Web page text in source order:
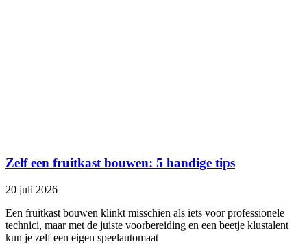
Zelf een fruitkast bouwen: 5 handige tips
20 juli 2026
Een fruitkast bouwen klinkt misschien als iets voor professionele
technici, maar met de juiste voorbereiding en een beetje klustalent
kun je zelf een eigen speelautomaat